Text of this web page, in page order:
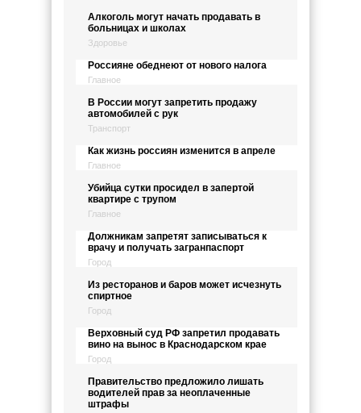
Алкоголь могут начать продавать в
больницах и школах
Здоровье
Россияне обеднеют от нового налога
Главное
В России могут запретить продажу
автомобилей с рук
Транспорт
Как жизнь россиян изменится в апреле
Главное
Убийца сутки просидел в запертой
квартире с трупом
Главное
Должникам запретят записываться к
врачу и получать загранпаспорт
Город
Из ресторанов и баров может исчезнуть
спиртное
Город
Верховный суд РФ запретил продавать
вино на вынос в Краснодарском крае
Город
Правительство предложило лишать
водителей прав за неоплаченные
штрафы